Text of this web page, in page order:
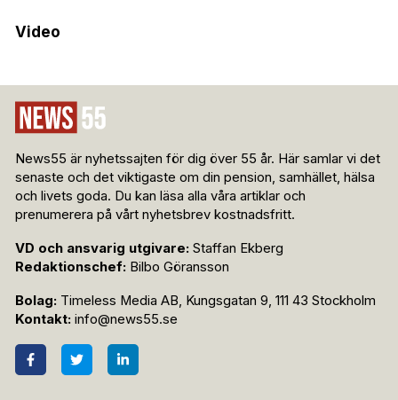
Video
News55 är nyhetssajten för dig över 55 år. Här samlar vi det
senaste och det viktigaste om din pension, samhället, hälsa
och livets goda. Du kan läsa alla våra artiklar och
prenumerera på vårt nyhetsbrev kostnadsfritt.
VD och ansvarig utgivare: Staffan Ekberg
Redaktionschef: Bilbo Göransson
Bolag: Timeless Media AB, Kungsgatan 9, 111 43 Stockholm
Kontakt: info@news55.se